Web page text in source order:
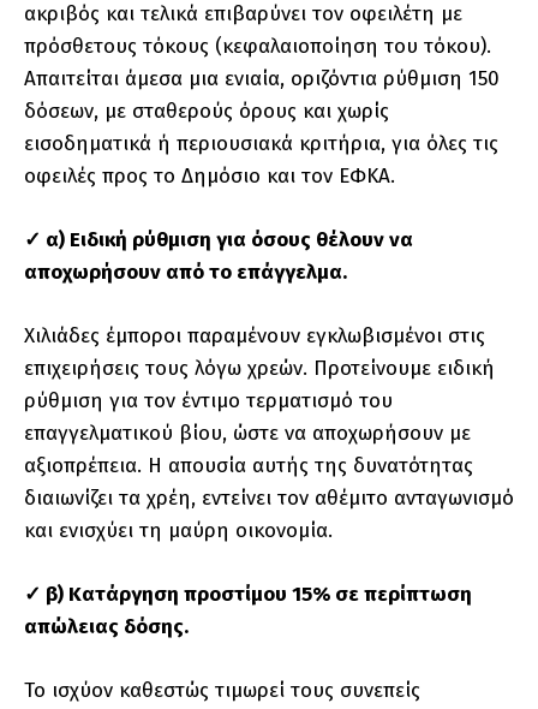
ακριβός και τελικά επιβαρύνει τον οφειλέτη με
πρόσθετους τόκους (κεφαλαιοποίηση του τόκου).
Απαιτείται άμεσα μια ενιαία, οριζόντια ρύθμιση 150
δόσεων, με σταθερούς όρους και χωρίς
εισοδηματικά ή περιουσιακά κριτήρια, για όλες τις
οφειλές προς το Δημόσιο και τον ΕΦΚΑ.
✓ α) Ειδική ρύθμιση για όσους θέλουν να
αποχωρήσουν από το επάγγελμα.
Χιλιάδες έμποροι παραμένουν εγκλωβισμένοι στις
επιχειρήσεις τους λόγω χρεών. Προτείνουμε ειδική
ρύθμιση για τον έντιμο τερματισμό του
επαγγελματικού βίου, ώστε να αποχωρήσουν με
αξιοπρέπεια. Η απουσία αυτής της δυνατότητας
διαιωνίζει τα χρέη, εντείνει τον αθέμιτο ανταγωνισμό
και ενισχύει τη μαύρη οικονομία.
✓ β) Κατάργηση προστίμου 15% σε περίπτωση
απώλειας δόσης.
Το ισχύον καθεστώς τιμωρεί τους συνεπείς